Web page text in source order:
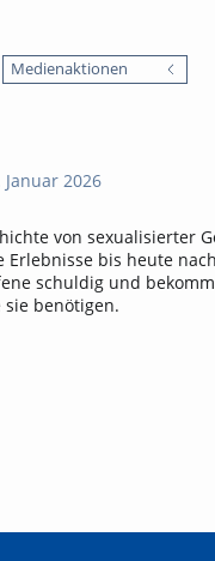
Medienaktionen
2026
von sexualisierter
Erlebnisse bis heute
schuldig und
benötigen.